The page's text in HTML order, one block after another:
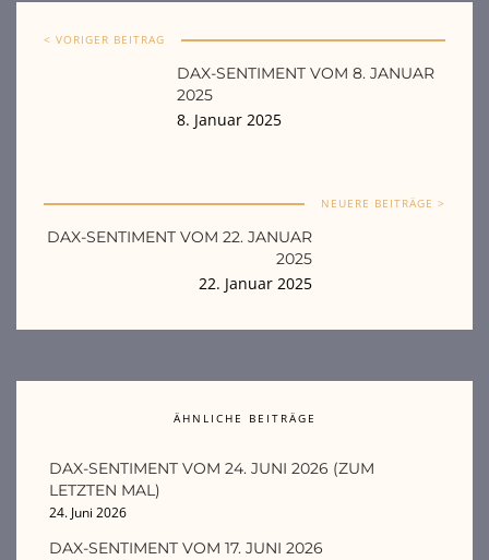
< VORIGER BEITRAG
DAX-SENTIMENT VOM 8. JANUAR
2025
8. Januar 2025
NEUERE BEITRÄGE >
DAX-SENTIMENT VOM 22. JANUAR
2025
22. Januar 2025
ÄHNLICHE BEITRÄGE
DAX-SENTIMENT VOM 24. JUNI 2026 (ZUM
LETZTEN MAL)
24. Juni 2026
DAX-SENTIMENT VOM 17. JUNI 2026